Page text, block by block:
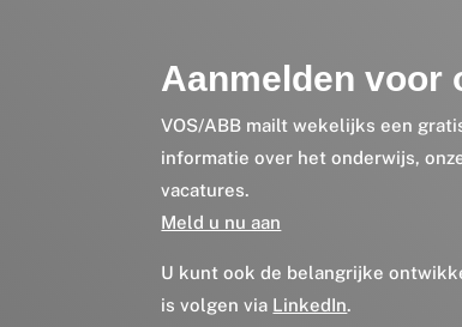
Aanmelden voor
VOS/ABB mailt wekelijks een
informatie over het onderwijs,
vacatures.
Meld u nu aan
U kunt ook de belangrijke
is volgen via LinkedIn.